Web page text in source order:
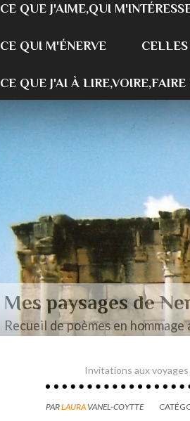
CE QUE J'AIME,QUI
CE QUI M'ÉNERVE
CE QUE J'AI À LIRE,VOIRE,FAIRE
Des paysages de
Mon mémoire de maîtrise
Invitations aux voyages
PARLAURA VANEL-COYTTE